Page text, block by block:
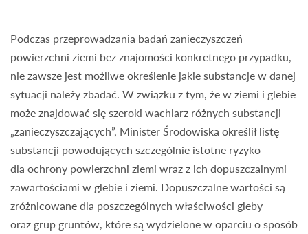
Podczas przeprowadzania badań zanieczyszczeń
powierzchni ziemi bez znajomości konkretnego przypadku,
nie zawsze jest możliwe określenie jakie substancje w danej
sytuacji należy zbadać. W związku z tym, że w ziemi i glebie
może znajdować się szeroki wachlarz różnych substancji
„zanieczyszczających”, Minister Środowiska określił listę
substancji powodujących szczególnie istotne ryzyko
dla ochrony powierzchni ziemi wraz z ich dopuszczalnymi
zawartościami w glebie i ziemi. Dopuszczalne wartości są
zróżnicowane dla poszczególnych właściwości gleby
oraz grup gruntów, które są wydzielone w oparciu o sposób